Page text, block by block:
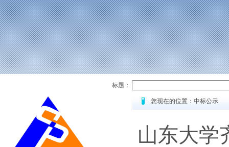
标题：
您现在的位置：中标公示
山东大学